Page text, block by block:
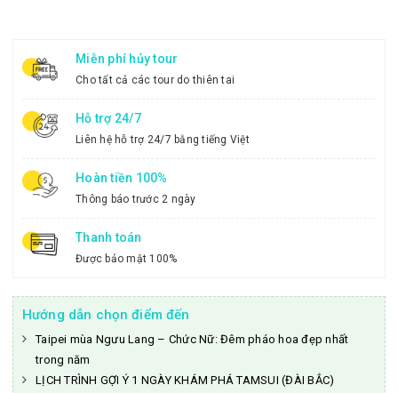
Miễn phí hủy tour
Cho tất cả các tour do thiên tai
Hỗ trợ 24/7
Liên hệ hỗ trợ 24/7 bằng tiếng Việt
Hoàn tiền 100%
Thông báo trước 2 ngày
Thanh toán
Được bảo mật 100%
Hướng dẫn chọn điểm đến
Taipei mùa Ngưu Lang – Chức Nữ: Đêm pháo hoa đẹp nhất
trong năm
LỊCH TRÌNH GỢI Ý 1 NGÀY KHÁM PHÁ TAMSUI (ĐÀI BẮC)